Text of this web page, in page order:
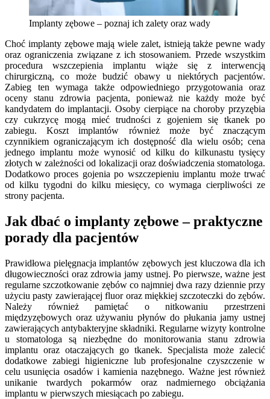
Implanty zębowe – poznaj ich zalety oraz wady
Choć implanty zębowe mają wiele zalet, istnieją także pewne wady
oraz ograniczenia związane z ich stosowaniem. Przede wszystkim
procedura wszczepienia implantu wiąże się z interwencją
chirurgiczną, co może budzić obawy u niektórych pacjentów.
Zabieg ten wymaga także odpowiedniego przygotowania oraz
oceny stanu zdrowia pacjenta, ponieważ nie każdy może być
kandydatem do implantacji. Osoby cierpiące na choroby przyzębia
czy cukrzycę mogą mieć trudności z gojeniem się tkanek po
zabiegu. Koszt implantów również może być znaczącym
czynnikiem ograniczającym ich dostępność dla wielu osób; cena
jednego implantu może wynosić od kilku do kilkunastu tysięcy
złotych w zależności od lokalizacji oraz doświadczenia stomatologa.
Dodatkowo proces gojenia po wszczepieniu implantu może trwać
od kilku tygodni do kilku miesięcy, co wymaga cierpliwości ze
strony pacjenta.
Jak dbać o implanty zębowe – praktyczne
porady dla pacjentów
Prawidłowa pielęgnacja implantów zębowych jest kluczowa dla ich
długowieczności oraz zdrowia jamy ustnej. Po pierwsze, ważne jest
regularne szczotkowanie zębów co najmniej dwa razy dziennie przy
użyciu pasty zawierającej fluor oraz miękkiej szczoteczki do zębów.
Należy również pamiętać o nitkowaniu przestrzeni
międzyzębowych oraz używaniu płynów do płukania jamy ustnej
zawierających antybakteryjne składniki. Regularne wizyty kontrolne
u stomatologa są niezbędne do monitorowania stanu zdrowia
implantu oraz otaczających go tkanek. Specjalista może zalecić
dodatkowe zabiegi higieniczne lub profesjonalne czyszczenie w
celu usunięcia osadów i kamienia nazębnego. Ważne jest również
unikanie twardych pokarmów oraz nadmiernego obciążania
implantu w pierwszych miesiącach po zabiegu.